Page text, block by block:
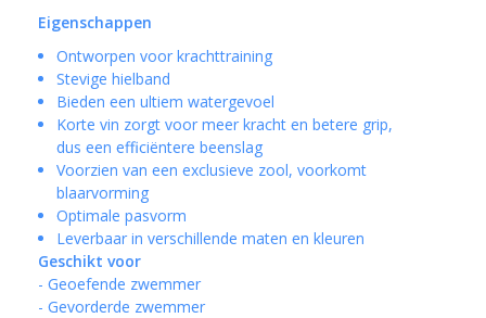
Eigenschappen
Ontworpen voor krachttraining
Stevige hielband
Bieden een ultiem watergevoel
Korte vin zorgt voor meer kracht en betere grip,
dus een efficiëntere beenslag
Voorzien van een exclusieve zool, voorkomt
blaarvorming
Optimale pasvorm
Leverbaar in verschillende maten en kleuren
Geschikt voor
- Geoefende zwemmer
- Gevorderde zwemmer